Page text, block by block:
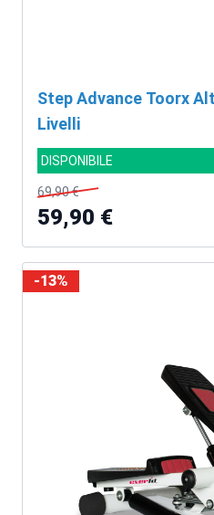
Step Advance Toorx
Livelli
DISPONIBILE
69,90 €
59,90 €
-13%